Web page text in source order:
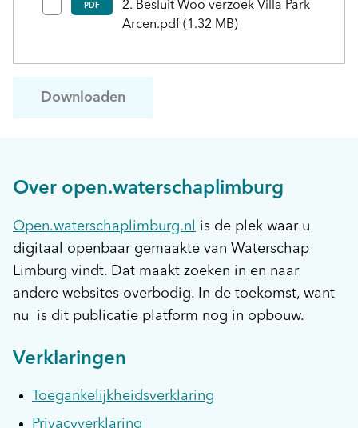
PDF
2. Besluit Woo verzoek Villa Park
Arcen.pdf (1.32 MB)
Downloaden
Over open.waterschaplimburg
Open.waterschaplimburg.nl
is de plek waar u
digitaal openbaar gemaakte van Waterschap
Limburg vindt. Dat maakt zoeken in en naar
andere websites overbodig. In de toekomst, want
nu is dit publicatie platform nog in opbouw.
Verklaringen
Toegankelijkheidsverklaring
Privacyverklaring